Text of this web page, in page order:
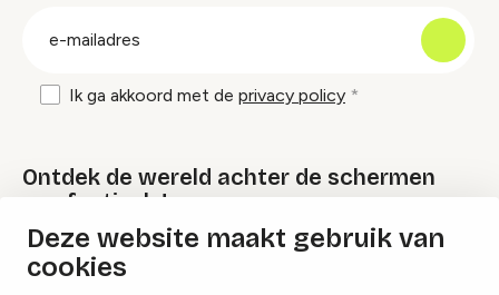
Deze website maakt gebruik van
cookies
Ik ga akkoord met de privacy policy
Ontdek de wereld achter de schermen
van festivals!
Lees onze Festival Specials